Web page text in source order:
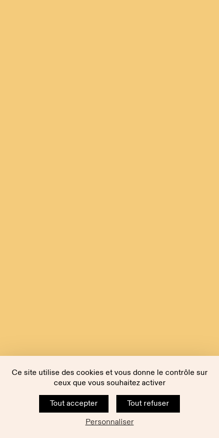
Ce site utilise des cookies et vous donne le contrôle sur
ceux que vous souhaitez activer
Tout accepter
Tout refuser
Personnaliser